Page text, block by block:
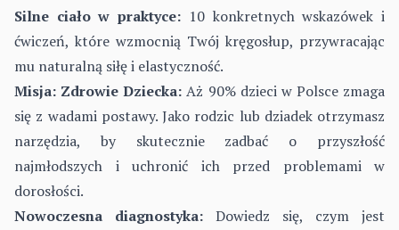
Silne ciało w praktyce: 10 konkretnych wskazówek i
ćwiczeń, które wzmocnią Twój kręgosłup, przywracając
mu naturalną siłę i elastyczność.
Misja: Zdrowie Dziecka: Aż 90% dzieci w Polsce zmaga
się z wadami postawy. Jako rodzic lub dziadek otrzymasz
narzędzia, by skutecznie zadbać o przyszłość
najmłodszych i uchronić ich przed problemami w
dorosłości.
Nowoczesna diagnostyka: Dowiedz się, czym jest